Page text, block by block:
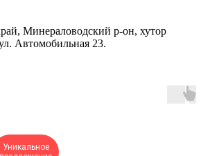
Минераловодский р-он, хутор
Автомобильная 23.
Уникальное